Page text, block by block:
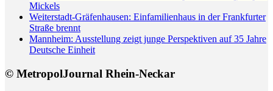
Mickels
Weiterstadt-Gräfenhausen: Einfamilienhaus in der Frankfurter
Straße brennt
Mannheim: Ausstellung zeigt junge Perspektiven auf 35 Jahre
Deutsche Einheit
© MetropolJournal Rhein-Neckar